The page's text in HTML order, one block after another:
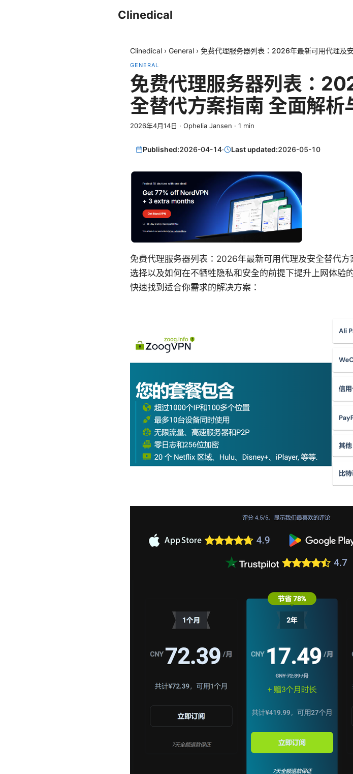
Clinedical
Clinedical › General › 免费代理服务器列表：2026年最新可用代理及
GENERAL
免费代理服务器列表：
全替代方案指南 全面解析
2026年4月14日 · Ophelia Jansen · 1 min
Published:2026-04-14· Last updated:2026-05-10
免费代理服务器列表：2026年最新可用代理及安全替代
选择以及如何在不牺牲隐私和安全的前提下提升上网体验
快速找到适合你需求的解决方案：